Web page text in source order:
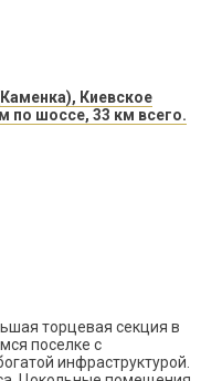
Киевское
по шоссе, 33 км всего.
торцевая секция в
поселке с
инфраструктурой.